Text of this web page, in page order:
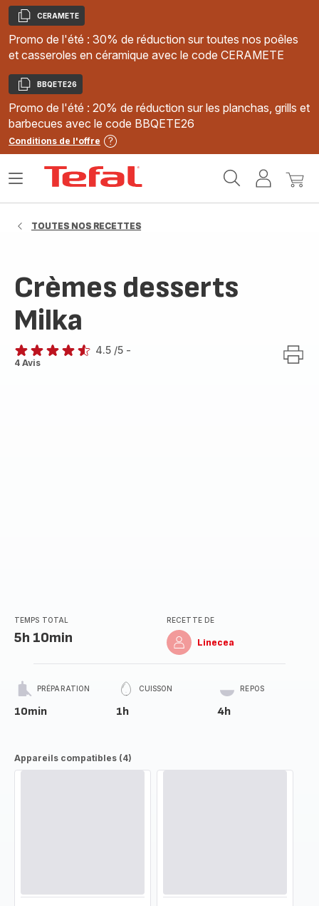
Copier
CERAMETE
Promo de l'été : 30% de réduction sur toutes nos poêles
et casseroles en céramique avec le code CERAMETE
Copier
BBQETE26
Promo de l'été : 20% de réduction sur les planchas, grills et
barbecues avec le code BBQETE26
Conditions de l'offre
MonMon
Ouvrir
TOUTES NOS RECETTES
Crèmes desserts
Milka
ratings.4.5
4.5 /5 -
4 Avis
TEMPS TOTAL
5h 10min
RECETTE DE
Linecea
PRÉPARATION
10min
CUISSON
1h
REPOS
4h
Appareils compatibles (4)